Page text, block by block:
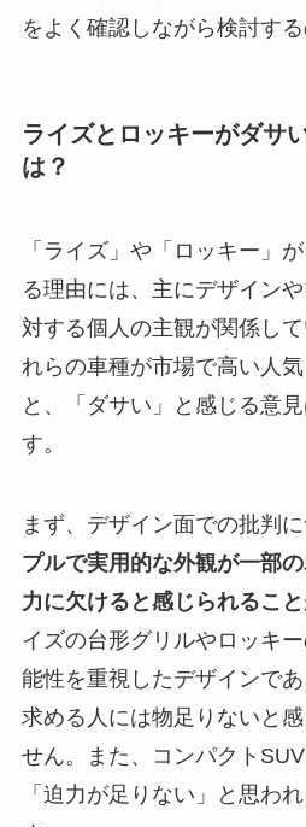
をよく確認しながら検討する
ライズとロッキーがダサ
は？
「ライズ」や「ロッキー」
る理由には、主にデザイン
対する個人の主観が関係し
れらの車種が市場で高い人
と、「ダサい」と感じる意
す。
まず、デザイン面での批判に
プルで実用的な外観が一部
力に欠けると感じられること
イズの台形グリルやロッキ
能性を重視したデザインで
求める人には物足りないと
せん。また、コンパクト
「迫力が足りない」と思わ